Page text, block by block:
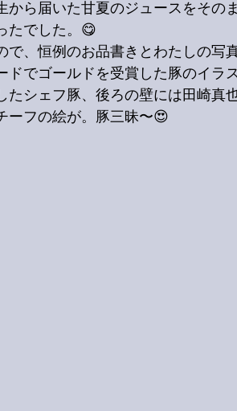
から届いた甘夏のジュースをその
たでした。😋
、恒例のお品書きとわたしの写
でゴールドを受賞した豚のイラ
たシェフ豚、後ろの壁には田崎真
ーフの絵が。豚三昧〜😍